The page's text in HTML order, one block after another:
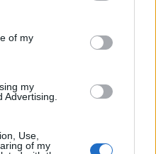
uses one or more Google
information including but
You may click to
purposes in below Google
of my
my
Advertising.
Use,
of my